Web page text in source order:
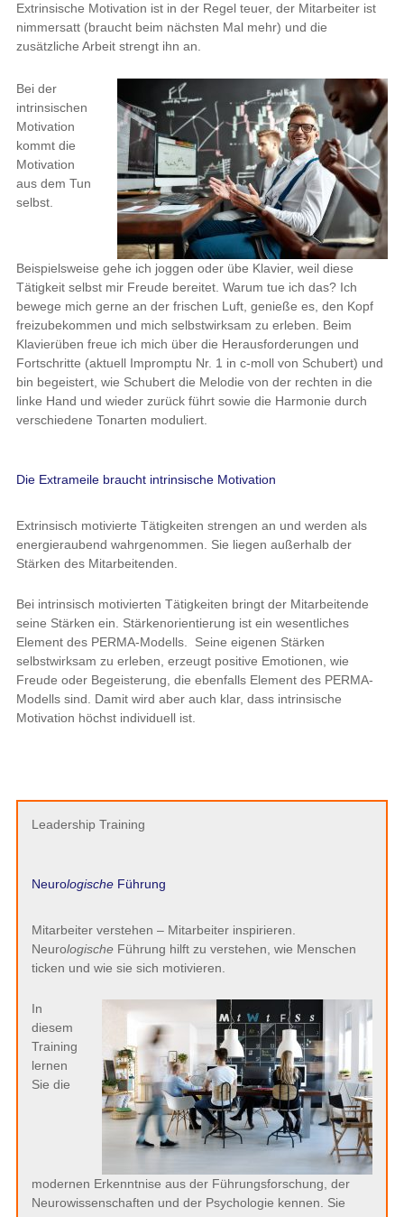
Extrinsische Motivation ist in der Regel teuer, der Mitarbeiter ist
nimmersatt (braucht beim nächsten Mal mehr) und die
zusätzliche Arbeit strengt ihn an.
Bei der
intrinsischen
Motivation
kommt die
Motivation
aus dem Tun
selbst.
Beispielsweise gehe ich joggen oder übe Klavier, weil diese
Tätigkeit selbst mir Freude bereitet. Warum tue ich das? Ich
bewege mich gerne an der frischen Luft, genieße es, den Kopf
freizubekommen und mich selbstwirksam zu erleben. Beim
Klavierüben freue ich mich über die Herausforderungen und
Fortschritte (aktuell Impromptu Nr. 1 in c-moll von Schubert) und
bin begeistert, wie Schubert die Melodie von der rechten in die
linke Hand und wieder zurück führt sowie die Harmonie durch
verschiedene Tonarten moduliert.
Die Extrameile braucht intrinsische Motivation
Extrinsisch motivierte Tätigkeiten strengen an und werden als
energieraubend wahrgenommen. Sie liegen außerhalb der
Stärken des Mitarbeitenden.
Bei intrinsisch motivierten Tätigkeiten bringt der Mitarbeitende
seine Stärken ein. Stärkenorientierung ist ein wesentliches
Element des PERMA-Modells. Seine eigenen Stärken
selbstwirksam zu erleben, erzeugt positive Emotionen, wie
Freude oder Begeisterung, die ebenfalls Element des PERMA-
Modells sind. Damit wird aber auch klar, dass intrinsische
Motivation höchst individuell ist.
Leadership Training
NeurologischeFührung
Mitarbeiter verstehen – Mitarbeiter inspirieren.
NeurologischeFührung hilft zu verstehen, wie Menschen
ticken und wie sie sich motivieren.
In
diesem
Training
lernen
Sie die
modernen Erkenntnise aus der Führungsforschung, der
Neurowissenschaften und der Psychologie kennen. Sie